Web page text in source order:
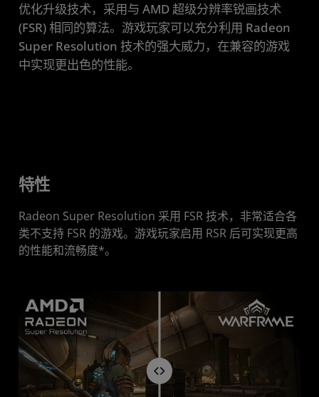
启用
常见问题
优化升级技术，采用与 AMD 超级分辨率锐画技术
(FSR) 相同的算法。游戏玩家可以充分利用 Radeon
Super Resolution 技术的强大威力，在兼容的游戏
中实现更出色的性能。
特性
Radeon Super Resolution 采用 FSR 技术，非常适合各
类不支持 FSR 的游戏。游戏玩家启用 RSR 后可实现更高
的性能和流畅度*。